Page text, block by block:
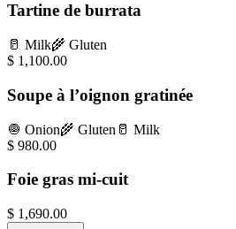
Tartine de burrata
🥛 Milk🌾 Gluten
$ 1,100.00
Soupe à l’oignon gratinée
🧅 Onion🌾 Gluten 🥛 Milk
$ 980.00
Foie gras mi-cuit
$ 1,690.00